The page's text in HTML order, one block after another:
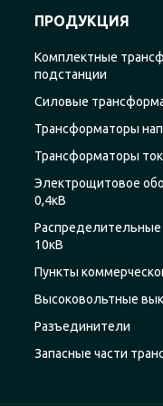
ПРОДУКЦИЯ
Комплектные
подстанции
Силовые
Трансформаторы
Трансформаторы
Электрощитовое
0,4кВ
Распределительные
10кВ
Пункты
Высоковольтные
Разъединители
Запасные части